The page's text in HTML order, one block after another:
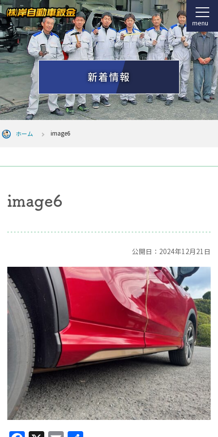
menu
新着情報
ホーム image6
image6
公開日：2024年12月21日